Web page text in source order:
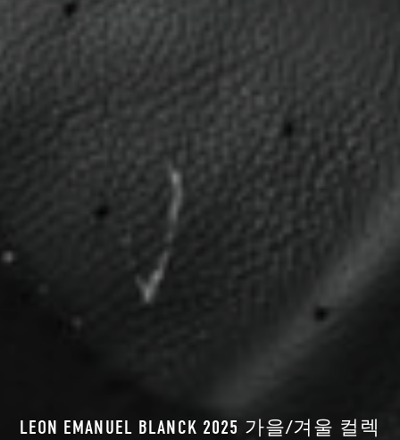
LEON EMANUEL BLANCK 2025 가을/겨울 컬렉